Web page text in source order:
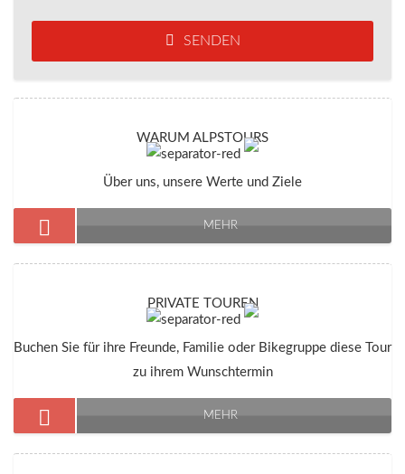
SENDEN
WARUM ALPSTOURS
Über uns, unsere Werte und Ziele
MEHR
PRIVATE TOUREN
Buchen Sie für ihre Freunde, Familie oder Bikegruppe diese Tour
zu ihrem Wunschtermin
MEHR